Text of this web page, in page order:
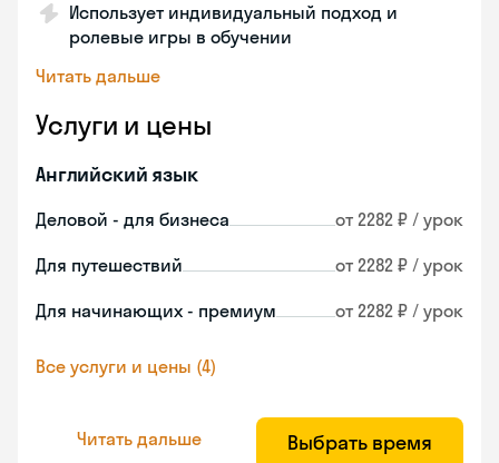
Использует индивидуальный подход и
ролевые игры в обучении
Читать дальше
Услуги и цены
Английский язык
Деловой - для бизнеса от 2282 ₽ / урок
Для путешествий от 2282 ₽ / урок
Для начинающих - премиум от 2282 ₽ / урок
Все услуги и цены (4)
Читать дальше Выбрать время